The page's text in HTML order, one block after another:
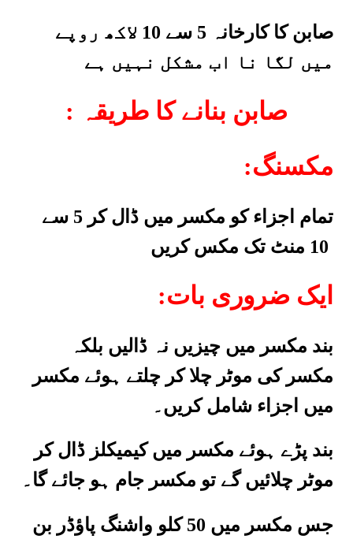
صابن کا کارخانہ 5 سے 10 لاکھ روپے
میں لگا نا اب مشکل نہیں ہے
: صابن بنانے کا طریقہ
:مکسنگ
تمام اجزاء کو مکسر میں ڈال کر 5 سے
:ایک ضروری بات
بند مکسر میں چیزیں نہ ڈالیں بلکہ
مکسر کی موٹر چلا کر چلتے ہوئے مکسر
میں اجزاء شامل کریں۔
بند پڑے ہوئے مکسر میں کیمیکلز ڈال کر
موٹر چلائیں گے تو مکسر جام ہو جائے گا۔
جس مکسر میں 50 کلو واشنگ پاؤڈر بن